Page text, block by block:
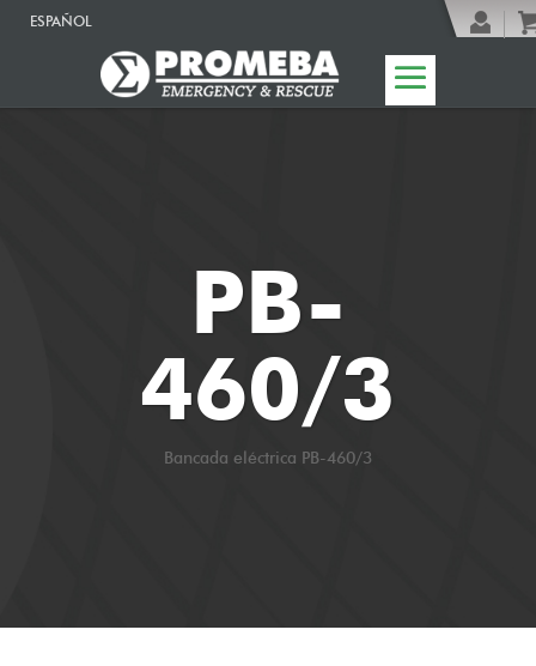
ESPAÑOL
PB-
460/3
Bancada eléctrica PB-460/3